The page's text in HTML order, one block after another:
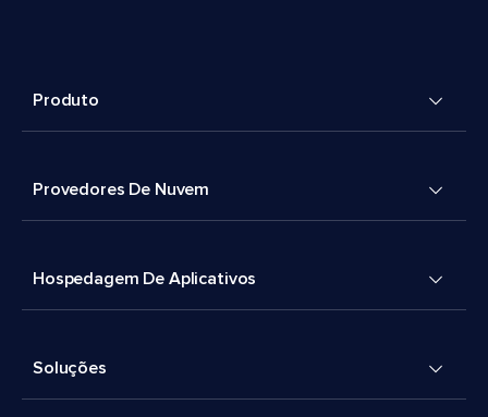
Produto
Provedores De Nuvem
Hospedagem De Aplicativos
Soluções